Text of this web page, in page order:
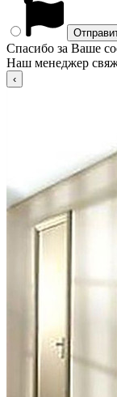
Спасибо за Ваше
Наш менеджер